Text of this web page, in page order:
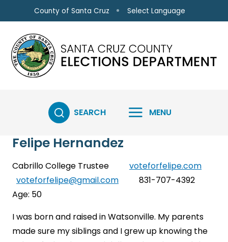
Skip to main content
County of Santa Cruz Select Language
SEARCH MENU
Felipe Hernandez
Cabrillo College Trustee voteforfelipe.com
voteforfelipe@gmail.com 831-707-4392
Age: 50
I was born and raised in Watsonville. My parents
made sure my siblings and I grew up knowing the